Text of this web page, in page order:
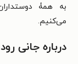
به همۀ
می‌کنیم.
درباره جانی